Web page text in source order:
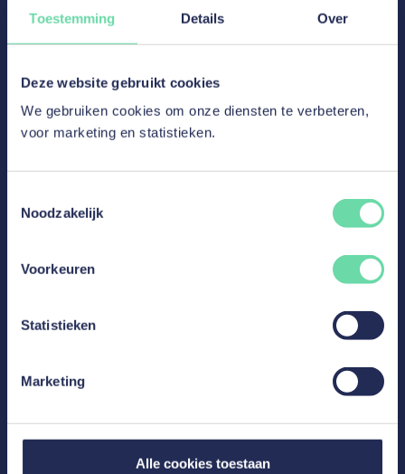
Toestemming Details Over
Deze website gebruikt cookies
We gebruiken cookies om onze diensten te verbeteren,
voor marketing en statistieken.
Noodzakelijk
Voorkeuren
Statistieken
Marketing
Alle cookies toestaan
mozzeno overschrijdt de
Lees meer